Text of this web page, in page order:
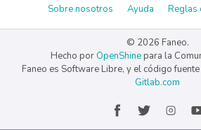
Sobre nosotros Ayuda Reglas
© 2026 Faneo.
Hecho por OpenShine para la
Faneo es Software Libre, y el código
Gitlab.com